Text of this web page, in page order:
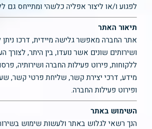
לפגוע ו/או ליצור אפליה כלשהי ומתייחס גם
תיאור האתר
אתר החברה מאפשר גלישה מיידית, דרכו
ושירותים שונים אשר נועדו, בין היתר, לצורך
ללקוחות, פירוט פעילות החברה ושירותיה,
מידע, דרכי יצירת קשר, שליחת פרטי קשר,
ופירוט פעילות החברה.
השימוש באתר
הנך רשאי לגלוש באתר ולעשות שימוש